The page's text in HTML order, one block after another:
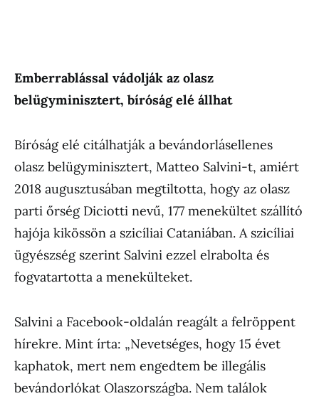
Emberrablással vádolják az olasz
belügyminisztert, bíróság elé állhat
Bíróság elé citálhatják a bevándorlásellenes
olasz belügyminisztert, Matteo Salvini-t, amiért
2018 augusztusában megtiltotta, hogy az olasz
parti őrség Diciotti nevű, 177 menekültet szállító
hajója kikössön a szicíliai Cataniában. A szicíliai
ügyészség szerint Salvini ezzel elrabolta és
fogvatartotta a menekülteket.
Salvini a Facebook-oldalán reagált a felröppent
hírekre. Mint írta: „Nevetséges, hogy 15 évet
kaphatok, mert nem engedtem be illegális
bevándorlókat Olaszországba. Nem találok